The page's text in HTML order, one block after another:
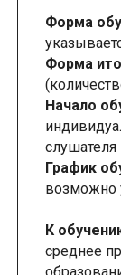
Форма
Форма
Начало
слушателя
График
возможно
К
среднее